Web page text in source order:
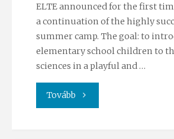
program"
ELTE announced for the first
a continuation of the highly
summer camp. The goal: to
elementary school children to
sciences in a playful and …
Tovább "Little